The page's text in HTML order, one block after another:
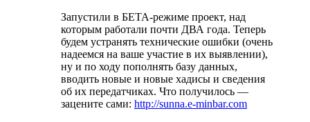
Запустили в БЕТА-режиме проект, над
которым работали почти ДВА года. Теперь
будем устранять технические ошибки (очень
надеемся на ваше участие в их выявлении),
ну и по ходу пополнять базу данных,
вводить новые и новые хадисы и сведения
об их передатчиках. Что получилось —
зацените сами: http://sunna.e-minbar.com